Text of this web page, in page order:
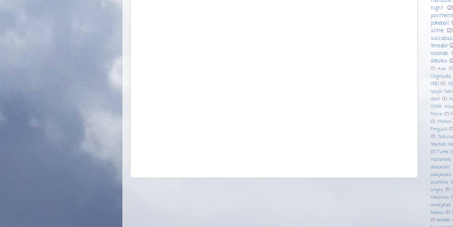
night (2)
pokeball
slime (2)
succubus
tenedor
volando
árboles
(1) Axis (1)
Chignautla
HDD (1)
Izayoi
chan (1)
Witch
Mario (1)
(1) Motion
Pingüi-Xi (1)
(1) Satania
Sherlock
(1) Turtle Xi
marioneta
abducción
adaptador
aluminio
angry (1)
mecánica
conceptual
babosa (1)
(1) betabel